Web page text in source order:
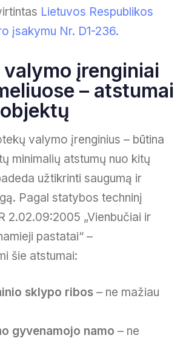
Lietuvos Respublikos
įsakymu Nr. D1-236.
įrenginiai
– atstumai
valymo įrenginius – būtina
minimalių atstumų nuo kitų
užtikrinti saugumą ir
Pagal statybos techninį
2.02.09:2005 „Vienbučiai ir
pastatai“ –
šie atstumai:
sklypo ribos – ne mažiau
gyvenamojo namo – ne